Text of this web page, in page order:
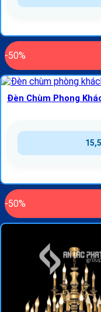
-50%
Đèn Chùm Phong
-50%